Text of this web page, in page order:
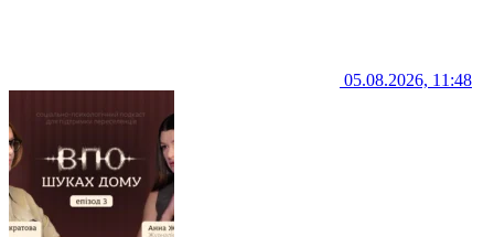
05.08.2026, 11:48